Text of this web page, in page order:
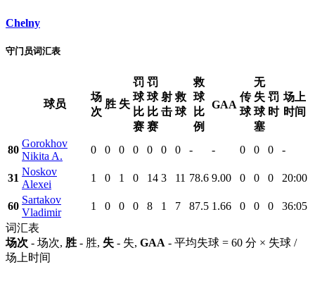
Chelny
守门员词汇表
球员
场
次
胜 失
罚
球
比
赛
罚
球
比
赛
射
击
救
球
救
球
比
例
GAA
传
球
无
失
球
塞
罚
时
场上
时间
80
Gorokhov
Nikita A.
0 0 0 0 0 0 0 - - 0 0 0 -
31
Noskov
Alexei
1 0 1 0 14 3 11 78.6 9.00 0 0 0 20:00
60
Sartakov
Vladimir
1 0 0 0 8 1 7 87.5 1.66 0 0 0
36:05
词汇表
场次 - 场次, 胜 - 胜, 失 - 失, GAA - 平均失球 = 60 分 × 失球 /
场上时间